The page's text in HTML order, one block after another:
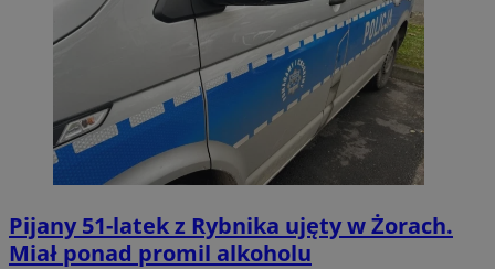
Pijany 51-latek z Rybnika ujęty w Żorach.
Miał ponad promil alkoholu